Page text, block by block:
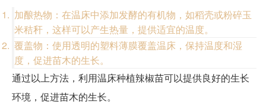
加酿热物：在温床中添加发酵的有机物，如稻壳或粉碎玉
米秸秆，这样可以产生热量，提供适宜的温度。
覆盖物：使用透明的塑料薄膜覆盖温床，保持温度和湿
度，促进苗木的生长。
通过以上方法，利用温床种植辣椒苗可以提供良好的生长
环境，促进苗木的生长。